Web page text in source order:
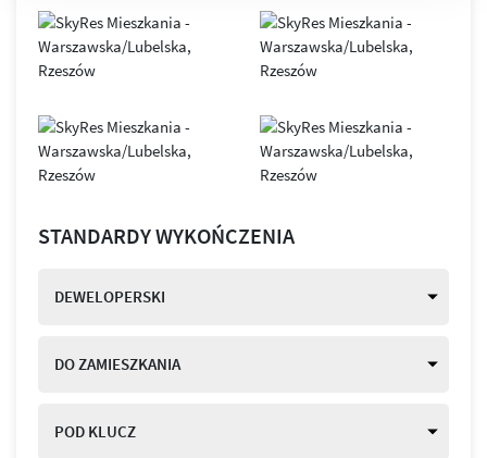
STANDARDY WYKOŃCZENIA
DEWELOPERSKI
DO ZAMIESZKANIA
POD KLUCZ